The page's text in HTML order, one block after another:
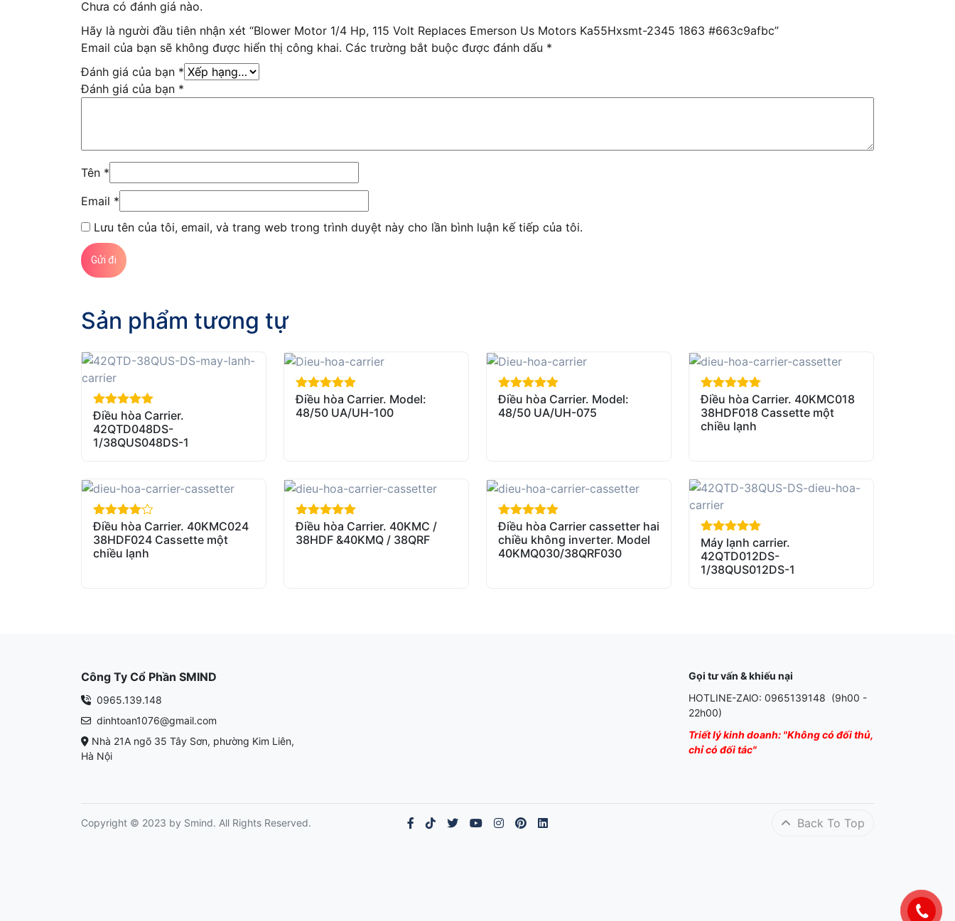
Chưa có đánh giá nào.
Hãy là người đầu tiên nhận xét “Blower Motor 1/4 Hp, 115 Volt Replaces Emerson Us Motors Ka55Hxsmt-2345 1863 #663c9afbc”
Email của bạn sẽ không được hiển thị công khai. Các trường bắt buộc được đánh dấu *
Đánh giá của bạn *
Đánh giá của bạn *
Tên *
Email *
Lưu tên của tôi, email, và trang web trong trình duyệt này cho lần bình luận kế tiếp của tôi.
Sản phẩm tương tự
out of 5
Điều hòa Carrier.
42QTD048DS-
1/38QUS048DS-1
out of 5
Điều hòa Carrier. Model:
48/50 UA/UH-100
out of 5
Điều hòa Carrier. Model:
48/50 UA/UH-075
out of 5
Điều hòa Carrier. 40KMC018
38HDF018 Cassette một
chiều lạnh
out of 5
Điều hòa Carrier. 40KMC024
38HDF024 Cassette một
chiều lạnh
out of 5
Điều hòa Carrier. 40KMC /
38HDF &40KMQ / 38QRF
out of 5
Điều hòa Carrier cassetter hai
chiều không inverter. Model
40KMQ030/38QRF030
out of 5
Máy lạnh carrier.
42QTD012DS-
1/38QUS012DS-1
Công Ty Cổ Phần SMIND
0965.139.148
dinhtoan1076@gmail.com
Nhà 21A ngõ 35 Tây Sơn, phường Kim Liên,
Hà Nội
Gọi tư vấn & khiếu nại
HOTLINE-ZAlO: 0965139148 (9h00 -
22h00)
Triết lý kinh doanh: "Không có đối thủ,
chỉ có đối tác"
Copyright © 2023 by Smind. All Rights Reserved. Back To Top